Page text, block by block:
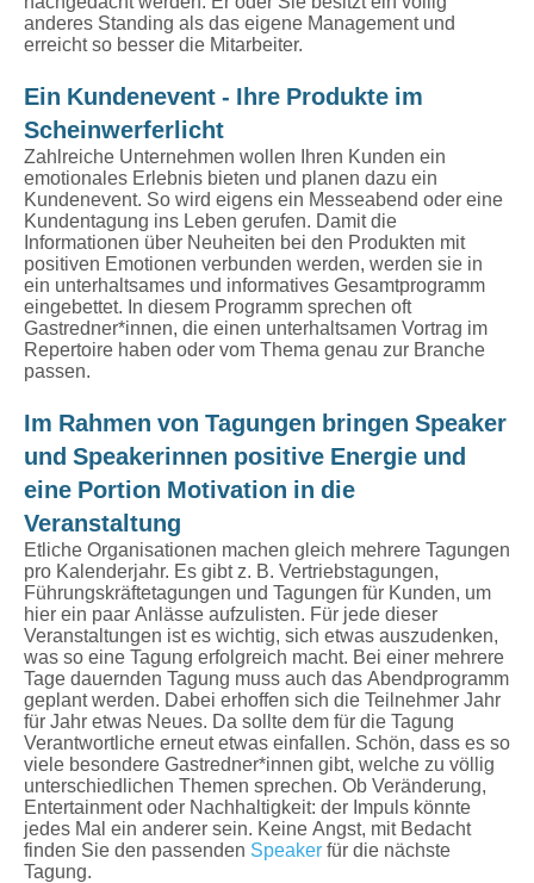
anderes Standing als das eigene Management und
erreicht so besser die Mitarbeiter.
Ein Kundenevent - Ihre Produkte im
Scheinwerferlicht
Zahlreiche Unternehmen wollen Ihren Kunden ein
emotionales Erlebnis bieten und planen dazu ein
Kundenevent. So wird eigens ein Messeabend oder eine
Kundentagung ins Leben gerufen. Damit die
Informationen über Neuheiten bei den Produkten mit
positiven Emotionen verbunden werden, werden sie in
ein unterhaltsames und informatives Gesamtprogramm
eingebettet. In diesem Programm sprechen oft
Gastredner*innen, die einen unterhaltsamen Vortrag im
Repertoire haben oder vom Thema genau zur Branche
passen.
Im Rahmen von Tagungen bringen Speaker
und Speakerinnen positive Energie und
eine Portion Motivation in die
Veranstaltung
Etliche Organisationen machen gleich mehrere Tagungen
pro Kalenderjahr. Es gibt z. B. Vertriebstagungen,
Führungskräftetagungen und Tagungen für Kunden, um
hier ein paar Anlässe aufzulisten. Für jede dieser
Veranstaltungen ist es wichtig, sich etwas auszudenken,
was so eine Tagung erfolgreich macht. Bei einer mehrere
Tage dauernden Tagung muss auch das Abendprogramm
geplant werden. Dabei erhoffen sich die Teilnehmer Jahr
für Jahr etwas Neues. Da sollte dem für die Tagung
Verantwortliche erneut etwas einfallen. Schön, dass es so
viele besondere Gastredner*innen gibt, welche zu völlig
unterschiedlichen Themen sprechen. Ob Veränderung,
Entertainment oder Nachhaltigkeit: der Impuls könnte
jedes Mal ein anderer sein. Keine Angst, mit Bedacht
finden Sie den passenden Speaker für die nächste
Tagung.